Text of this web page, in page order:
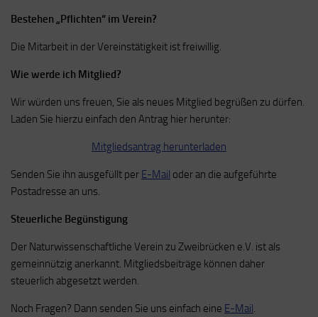
Bestehen „Pflichten“ im Verein?
Die Mitarbeit in der Vereinstätigkeit ist freiwillig.
Wie werde ich Mitglied?
Wir würden uns freuen, Sie als neues Mitglied begrüßen zu dürfen.
Laden Sie hierzu einfach den Antrag hier herunter:
Mitgliedsantrag herunterladen
Senden Sie ihn ausgefüllt per E-Mail oder an die aufgeführte
Postadresse an uns.
Steuerliche Begünstigung
Der Naturwissenschaftliche Verein zu Zweibrücken e.V. ist als
gemeinnützig anerkannt. Mitgliedsbeiträge können daher
steuerlich abgesetzt werden.
Noch Fragen? Dann senden Sie uns einfach eine E-Mail.